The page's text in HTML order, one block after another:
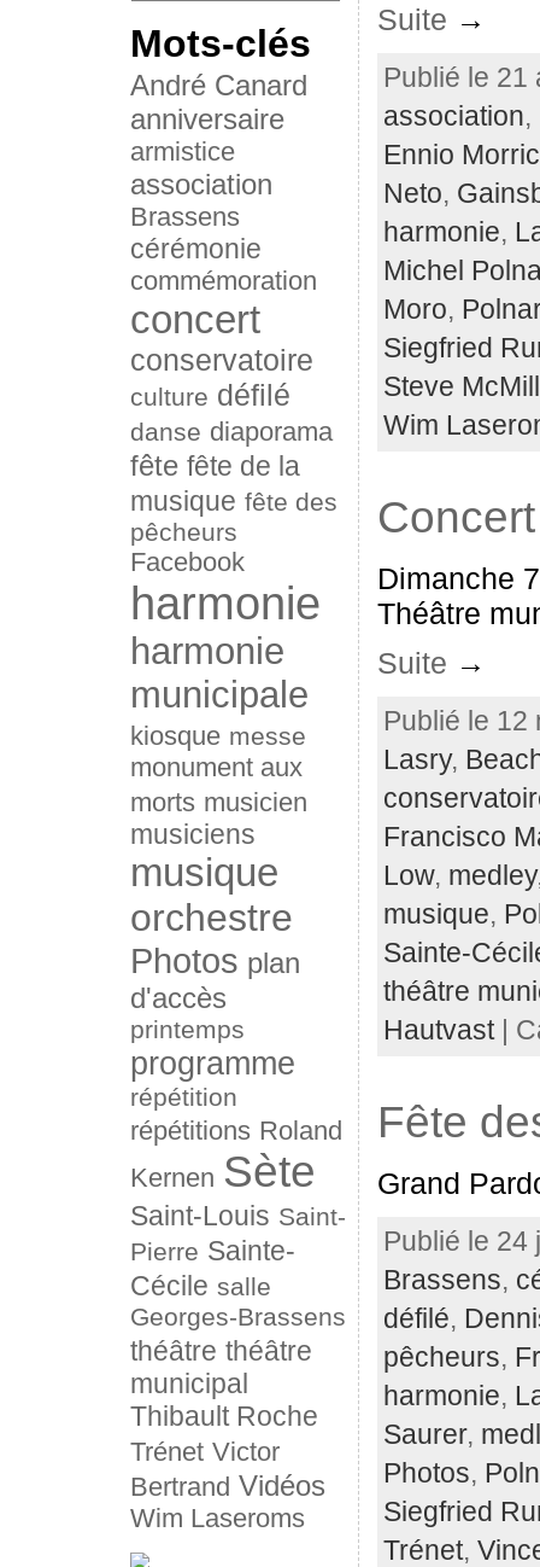
Mots-clés
André Canard
anniversaire
armistice
association
Brassens
cérémonie
commémoration
concert
conservatoire
culture défilé
danse diaporama
fête fête de la
musique fête des
pêcheurs
Facebook
harmonie
harmonie
municipale
kiosque messe
monument aux
morts musicien
musiciens
musique
orchestre
Photos plan
d'accès
printemps
programme
répétition
répétitions Roland
Kernen Sète
Saint-Louis Saint-
Pierre Sainte-
Cécile salle
Georges-Brassens
théâtre théâtre
municipal
Thibault Roche
Trénet Victor
Bertrand Vidéos
Wim Laseroms
Suite →
Publié le
association,
Ennio
Neto,
harmonie,
Michel
Moro,
Siegfried
Steve
Wim
Dimanche
Théâtre
Suite →
Publié le
Lasry,
Francisco
Low, medley
musique,
Sainte-
théâtre
Hautvast|
Fête
Grand
Publié le
Brassens,
défilé,
pêcheurs,
harmonie,
Saurer,
Photos,
Siegfried
Trénet,